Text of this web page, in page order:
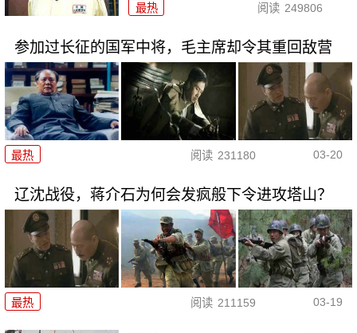
最热 阅读 249806
参加过长征的国军中将，毛主席却令其重回敌营
最热 阅读 231180 03-20
辽沈战役，蒋介石为何会发疯般下令进攻塔山？
最热 阅读 211159 03-19